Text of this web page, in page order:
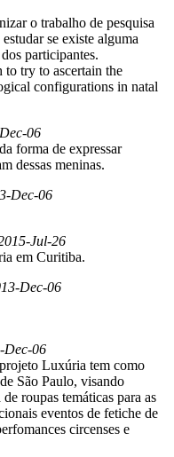
o trabalho de pesquisa
se existe alguma
participantes.
try to ascertain the
configurations in natal
06
forma de expressar
dessas meninas.
Dec-06
Jul-26
em Curitiba.
Dec-06
Dec-06
Luxúria tem como
São Paulo, visando
roupas temáticas para as
eventos de fetiche de
circenses e